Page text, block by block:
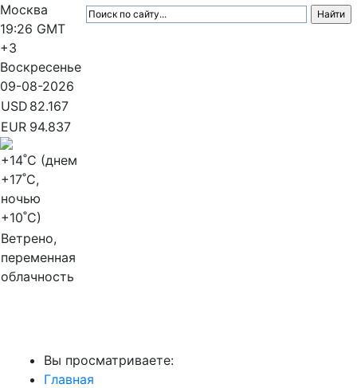
Москва
19:26 GMT
+3
Воскресенье
09-08-2026
USD 82.167
EUR 94.837
+14˚C (днем
+17˚C,
ночью
+10˚C)
Ветрено,
переменная
облачность
Вы просматриваете:
Главная